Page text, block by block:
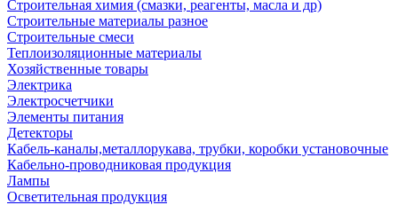
Строительная химия (смазки, реагенты, масла и др)
Строительные материалы разное
Строительные смеси
Теплоизоляционные материалы
Хозяйственные товары
Электрика
Электросчетчики
Элементы питания
Детекторы
Кабель-каналы,металлорукава, трубки, коробки установочные
Кабельно-проводниковая продукция
Лампы
Осветительная продукция